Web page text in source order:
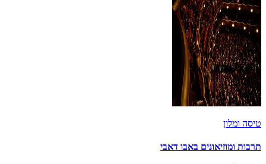
טיסה ומלון
תרבות ומוזיאונים באבו דאבי